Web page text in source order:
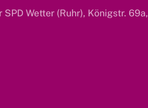
Wetter (Ruhr), Königstr. 69a,